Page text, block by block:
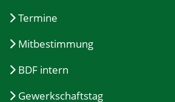
Termine
Mitbestimmung
BDF intern
Gewerkschaftstag